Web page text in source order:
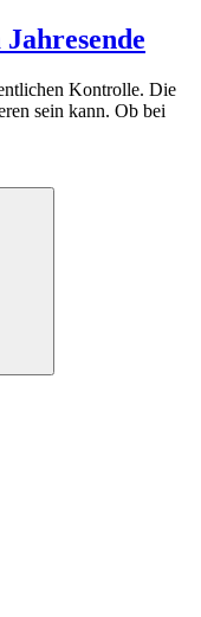
Kontrolle. Die
sein kann. Ob bei